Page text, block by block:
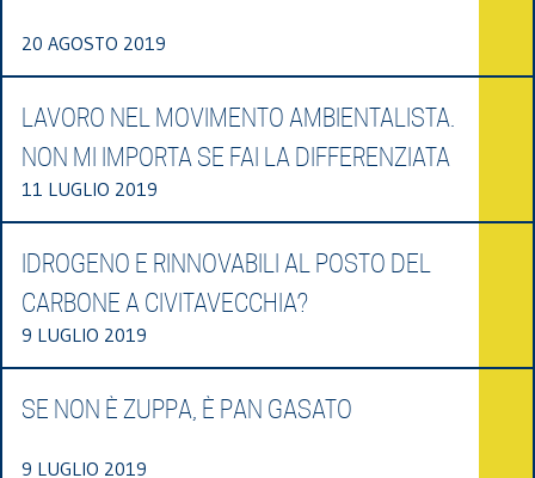
20 AGOSTO 2019
LAVORO NEL MOVIMENTO AMBIENTALISTA.
NON MI IMPORTA SE FAI LA DIFFERENZIATA
11 LUGLIO 2019
IDROGENO E RINNOVABILI AL POSTO DEL
CARBONE A CIVITAVECCHIA?
9 LUGLIO 2019
SE NON È ZUPPA, È PAN GASATO
9 LUGLIO 2019